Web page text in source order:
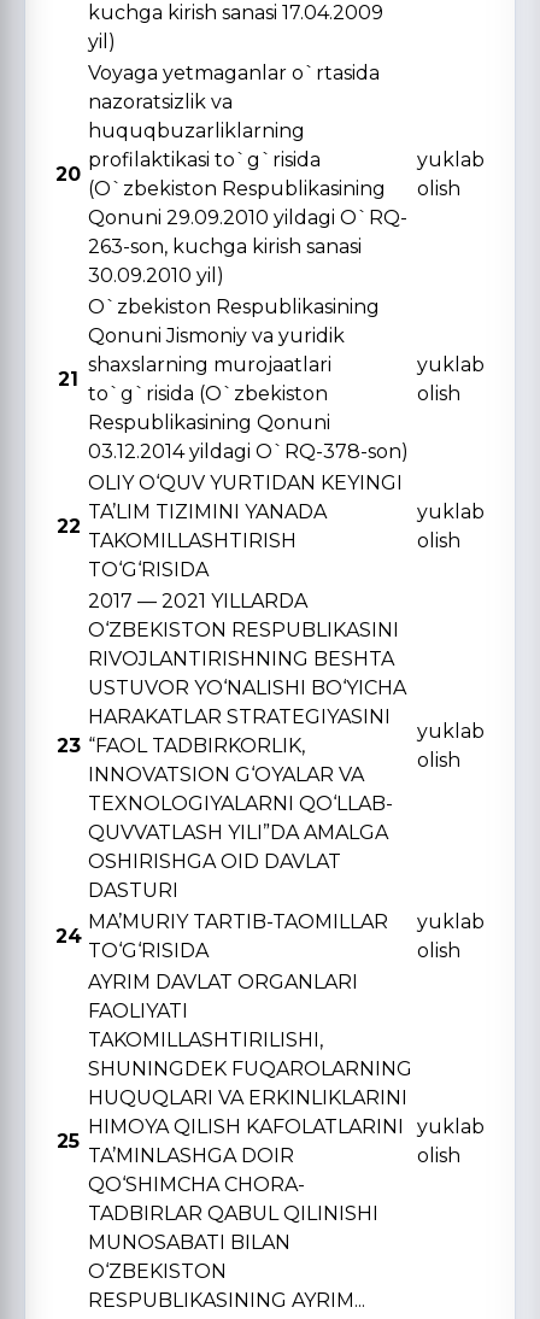
kuchga kirish sanasi 17.04.2009
yil)
20
Voyaga yetmaganlar o`rtasida
nazoratsizlik va
huquqbuzarliklarning
profilaktikasi to`g`risida
(O`zbekiston Respublikasining
Qonuni 29.09.2010 yildagi O`RQ-
263-son, kuchga kirish sanasi
30.09.2010 yil)
yuklab
olish
21
O`zbekiston Respublikasining
Qonuni Jismoniy va yuridik
shaxslarning murojaatlari
to`g`risida (O`zbekiston
Respublikasining Qonuni
03.12.2014 yildagi O`RQ-378-son)
yuklab
olish
22
OLIY O‘QUV YURTIDAN KЕYINGI
TA’LIM TIZIMINI YANADA
TAKOMILLASHTIRISH
TO‘G‘RISIDA
yuklab
olish
23
2017 — 2021 YILLARDA
O‘ZBЕKISTON RЕSPUBLIKASINI
RIVOJLANTIRISHNING BЕSHTA
USTUVOR YO‘NALISHI BO‘YICHA
HARAKATLAR STRATЕGIYASINI
“FAOL TADBIRKORLIK,
INNOVATSION G‘OYALAR VA
TЕXNOLOGIYALARNI QO‘LLAB-
QUVVATLASH YILI”DA AMALGA
OSHIRISHGA OID DAVLAT
DASTURI
yuklab
olish
24
MA’MURIY TARTIB-TAOMILLAR
TO‘G‘RISIDA
yuklab
olish
25
AYRIM DAVLAT ORGANLARI
FAOLIYATI
TAKOMILLASHTIRILISHI,
SHUNINGDЕK FUQAROLARNING
HUQUQLARI VA ERKINLIKLARINI
HIMOYA QILISH KAFOLATLARINI
TA’MINLASHGA DOIR
QO‘SHIMCHA CHORA-
TADBIRLAR QABUL QILINISHI
MUNOSABATI BILAN
O‘ZBЕKISTON
RЕSPUBLIKASINING AYRIM...
yuklab
olish